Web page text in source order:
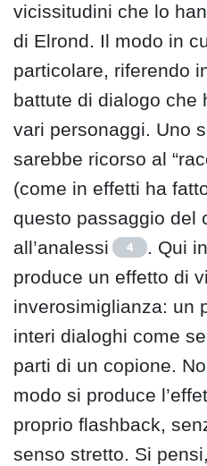
vicissitudini che lo
di Elrond. Il modo in
particolare, riferendo
battute di dialogo che
vari personaggi. Uno
sarebbe ricorso al
(come in effetti ha
questo passaggio del
all’analessi
4
. Qui
produce un effetto di
inverosimiglianza: un
interi dialoghi come
parti di un copione.
modo si produce
proprio flashback,
senso stretto. Si